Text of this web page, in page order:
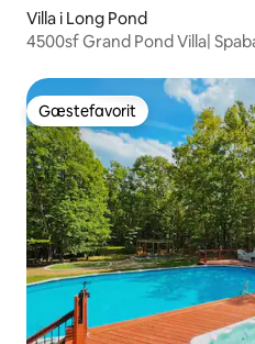
Villa i Long Pond
4500sf Grand Pond Villa|
Gæstefavorit
Gæstefavorit